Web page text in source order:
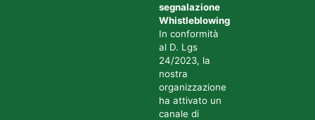
segnalazione
Whistleblowing
In conformità
al D. Lgs
24/2023, la
nostra
organizzazione
ha attivato un
canale di